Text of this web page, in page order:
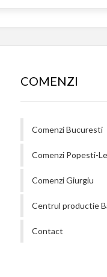
COMENZI
Comenzi Bucuresti
Comenzi Popesti-
Comenzi Giurgiu
Centrul productie
Contact